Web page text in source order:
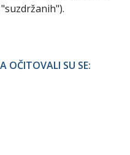
OČITOVALI SU SE: